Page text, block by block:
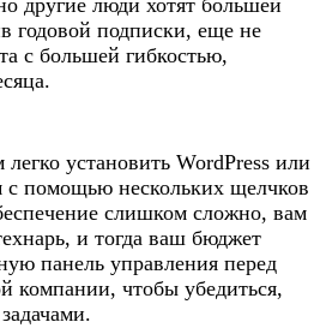
другие люди хотят большей
годовой подписки, еще не
с большей гибкостью,
установить WordPress или
с помощью нескольких щелчков
слишком сложно, вам
и тогда ваш бюджет
панель управления перед
компании, чтобы убедиться,